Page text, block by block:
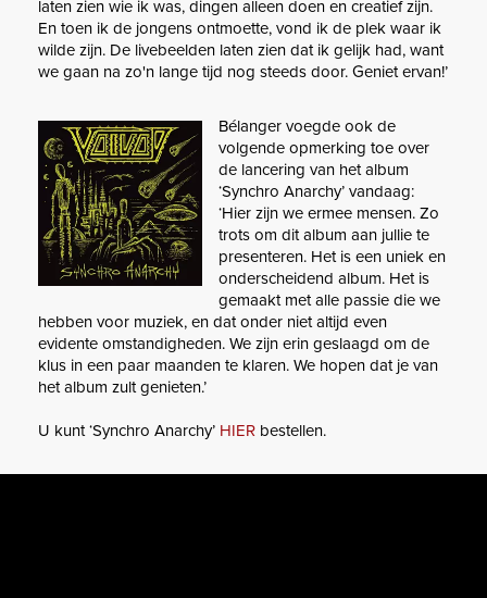
laten zien wie ik was, dingen alleen doen en creatief zijn.
En toen ik de jongens ontmoette, vond ik de plek waar ik
wilde zijn. De livebeelden laten zien dat ik gelijk had, want
we gaan na zo'n lange tijd nog steeds door. Geniet ervan!’
Bélanger voegde ook de
volgende opmerking toe over
de lancering van het album
‘Synchro Anarchy’ vandaag:
‘Hier zijn we ermee mensen. Zo
trots om dit album aan jullie te
presenteren. Het is een uniek en
onderscheidend album. Het is
gemaakt met alle passie die we
hebben voor muziek, en dat onder niet altijd even
evidente omstandigheden. We zijn erin geslaagd om de
klus in een paar maanden te klaren. We hopen dat je van
het album zult genieten.’
U kunt ‘Synchro Anarchy’ HIER bestellen.